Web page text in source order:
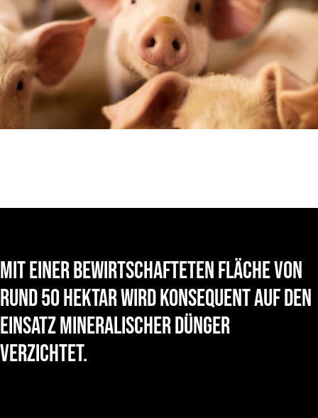
Mit einer bewirtschafteten Fläche von
rund 50 Hektar wird konsequent auf den
Einsatz mineralischer Dünger
verzichtet.